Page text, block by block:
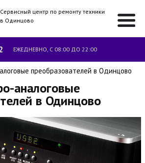
Сервисный центр по ремонту техники
в Одинцово
ЕЖЕДНЕВНО, С 08:00 ДО 22:00
преобразователей в Одинцово
аналоговые
в Одинцово